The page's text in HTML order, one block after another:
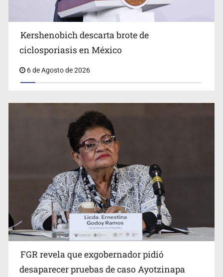
Jalisco mantiene la búsqueda de 21 adolescentes
desaparecidos durante julio
Kershenobich descarta brote de ciclosporiasis en
Kershenobich descarta brote de
ciclosporiasis en México
6 de Agosto de 2026
FGR revela que exgobernador pidió
desaparecer pruebas de caso Ayotzinapa